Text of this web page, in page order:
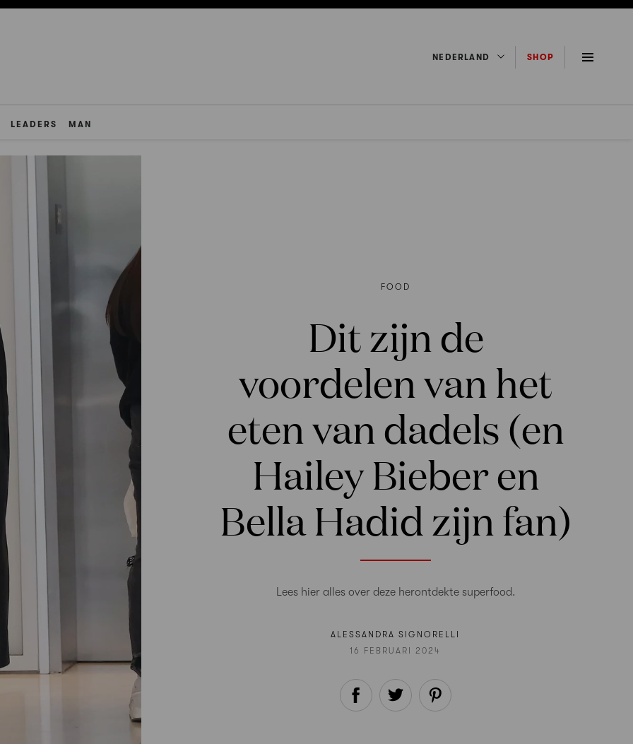
NEDERLAND SHOP
LEADERS MAN
FOOD
Dit zijn de
voordelen van het
eten van dadels (en
Hailey Bieber en
Bella Hadid zijn fan)
Lees hier alles over deze herontdekte superfood.
ALESSANDRA SIGNORELLI
16 FEBRUARI 2024